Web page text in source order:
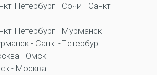
Петербург - Сочи - Санкт-
Петербург - Мурманск
- Санкт-Петербург
- Омск
- Москва